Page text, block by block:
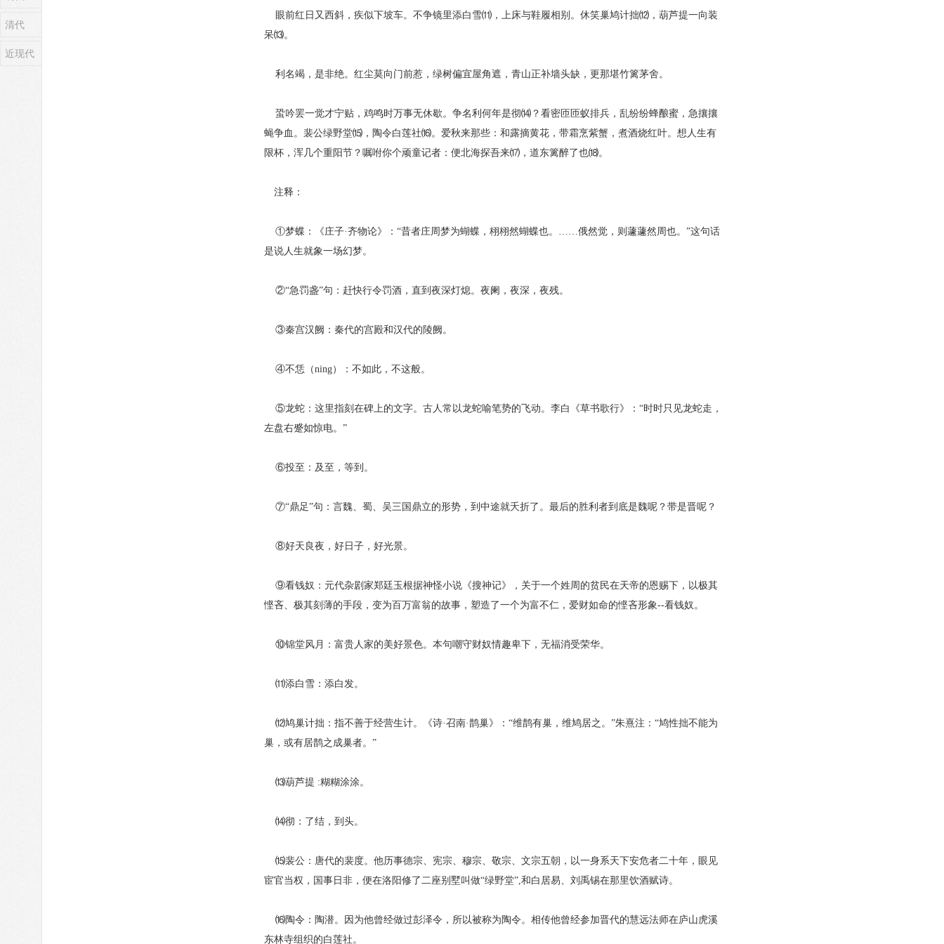
清代
近现代
眼前红日又西斜，疾似下坡车。不争镜里添白雪⑾，上床与鞋履相别。休笑巢鸠计拙⑿，葫芦提一向装
呆⒀。
利名竭，是非绝。红尘莫向门前惹，绿树偏宜屋角遮，青山正补墙头缺，更那堪竹篱茅舍。
蛩吟罢一觉才宁贴，鸡鸣时万事无休歇。争名利何年是彻⒁？看密匝匝蚁排兵，乱纷纷蜂酿蜜，急攘攘
蝇争血。裴公绿野堂⒂，陶令白莲社⒃。爱秋来那些：和露摘黄花，带霜烹紫蟹，煮酒烧红叶。想人生有
限杯，浑几个重阳节？嘱咐你个顽童记者：便北海探吾来⒄，道东篱醉了也⒅。
注释：
①梦蝶：《庄子·齐物论》：“昔者庄周梦为蝴蝶，栩栩然蝴蝶也。……俄然觉，则蘧蘧然周也。”这句话
是说人生就象一场幻梦。
②“急罚盏”句：赶快行令罚酒，直到夜深灯熄。夜阑，夜深，夜残。
③秦宫汉阙：秦代的宫殿和汉代的陵阙。
④不恁（ning）：不如此，不这般。
⑤龙蛇：这里指刻在碑上的文字。古人常以龙蛇喻笔势的飞动。李白《草书歌行》：“时时只见龙蛇走，
左盘右蹙如惊电。”
⑥投至：及至，等到。
⑦“鼎足”句：言魏、蜀、吴三国鼎立的形势，到中途就夭折了。最后的胜利者到底是魏呢？带是晋呢？
⑧好天良夜，好日子，好光景。
⑨看钱奴：元代杂剧家郑廷玉根据神怪小说《搜神记》，关于一个姓周的贫民在天帝的恩赐下，以极其
悭吝、极其刻薄的手段，变为百万富翁的故事，塑造了一个为富不仁，爱财如命的悭吝形象--看钱奴。
⑩锦堂风月：富贵人家的美好景色。本句嘲守财奴情趣卑下，无福消受荣华。
⑾添白雪：添白发。
⑿鸠巢计拙：指不善于经营生计。《诗·召南·鹊巢》：“维鹊有巢，维鸠居之。”朱熹注：“鸠性拙不能为
巢，或有居鹊之成巢者。”
⒀葫芦提 :糊糊涂涂。
⒁彻：了结，到头。
⒂裴公：唐代的裴度。他历事德宗、宪宗、穆宗、敬宗、文宗五朝，以一身系天下安危者二十年，眼见
宦官当权，国事日非，便在洛阳修了二座别墅叫做“绿野堂”,和白居易、刘禹锡在那里饮酒赋诗。
⒃陶令：陶潜。因为他曾经做过彭泽令，所以被称为陶令。相传他曾经参加晋代的慧远法师在庐山虎溪
东林寺组织的白莲社。